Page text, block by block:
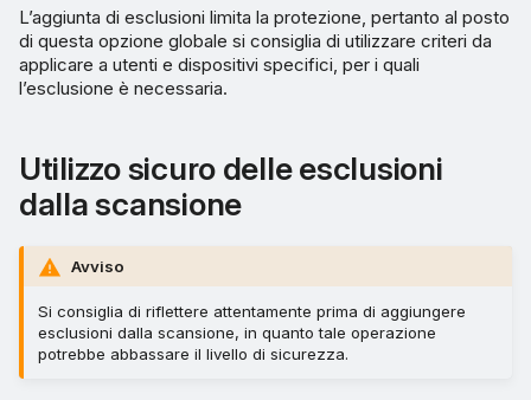
L’aggiunta di esclusioni limita la protezione, pertanto al posto
di questa opzione globale si consiglia di utilizzare criteri da
applicare a utenti e dispositivi specifici, per i quali
l’esclusione è necessaria.
Utilizzo sicuro delle esclusioni
dalla scansione
Avviso
Si consiglia di riflettere attentamente prima di aggiungere
esclusioni dalla scansione, in quanto tale operazione
potrebbe abbassare il livello di sicurezza.